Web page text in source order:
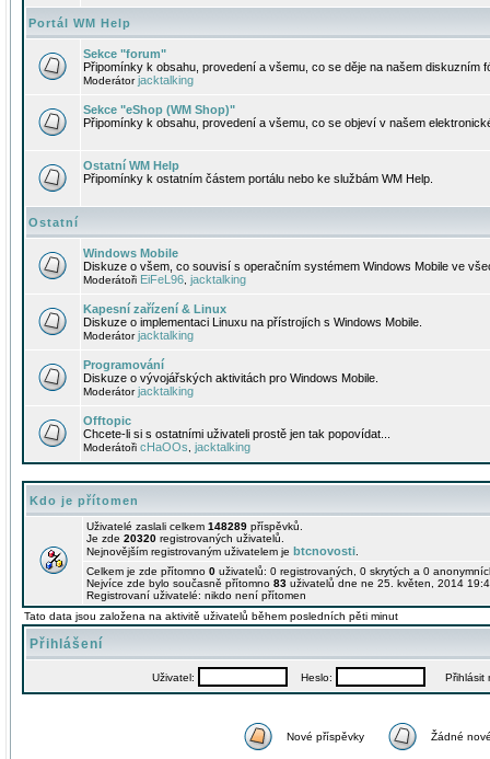
Portál WM Help
Sekce "forum"
Připomínky k obsahu, provedení a všemu, co se děje na našem diskuzním
Moderátorjacktalking
Sekce "eShop (WM Shop)"
Připomínky k obsahu, provedení a všemu, co se objeví v našem
Ostatní WM Help
Připomínky k ostatním částem portálu nebo ke službám WM Help.
Ostatní
Windows Mobile
Diskuze o všem, co souvisí s operačním systémem Windows Mobile ve
Moderátoři EiFeL96 jacktalking
Kapesní zařízení & Linux
Diskuze o implementaci Linuxu na přístrojích s Windows Mobile.
Moderátorjacktalking
Programování
Diskuze o vývojářských aktivitách pro Windows Mobile.
Moderátorjacktalking
Offtopic
Chcete-li si s ostatními uživateli prostě jen tak popovídat...
Moderátoři cHaOOs jacktalking
Kdo je přítomen
Uživatelé zaslali celkem 148289 příspěvků.
Je zde 20320 registrovaných uživatelů.
Nejnovějším registrovaným uživatelem je btcnovosti
Celkem je zde přítomno 0 uživatelů: 0 registrovaných, 0 skrytých a 0
Nejvíce zde bylo současně přítomno 83 uživatelů dne ne 25. květen, 2014
Registrovaní uživatelé: nikdo není přítomen
Tato data jsou založena na aktivitě uživatelů během posledních pěti minut
Přihlášení
Uživatel: Heslo: Přihlásit
Nové příspěvky Žádné